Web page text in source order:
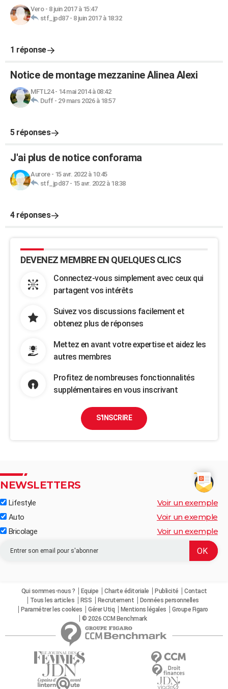
Vero- 8 juin 2017 à 15:47
stf_jpd87- 8 juin 2017 à 18:32
1 réponse
Notice de montage mezzanine Alinea Alexi
MFTL24- 14 mai 2014 à 08:42
Duff- 29 mars 2026 à 18:57
5 réponses
J'ai plus de notice conforama
Aurore- 15 avr. 2022 à 10:45
stf_jpd87- 15 avr. 2022 à 18:38
4 réponses
DEVENEZ MEMBRE EN QUELQUES CLICS
Connectez-vous simplement avec ceux qui
partagent vos intérêts
Suivez vos discussions facilement et
obtenez plus de réponses
Mettez en avant votre expertise et aidez les
autres membres
Profitez de nombreuses fonctionnalités
supplémentaires en vous inscrivant
S'INSCRIRE
NEWSLETTERS
Lifestyle Voir un exemple
Auto Voir un exemple
Bricolage Voir un exemple
Qui sommes-nous ? Equipe Charte éditoriale Publicité
Contact
Tous les articles
RSS Recrutement
Données personnelles
Paramétrer les cookies
Gérer Utiq Mentions légales
Groupe Figaro
© 2026 CCM Benchmark